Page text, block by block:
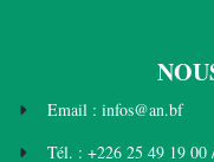
Email : infos@an.bf
Tél. : +226 25 49 19 00